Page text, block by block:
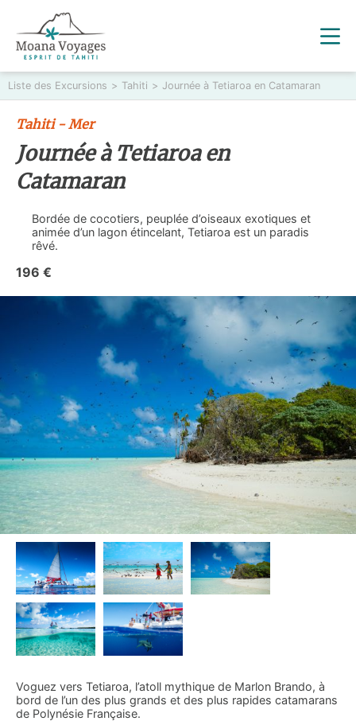
Liste des Excursions > Tahiti > Journée à Tetiaroa en Catamaran
Tahiti - Mer
Journée à Tetiaroa en
Catamaran
Bordée de cocotiers, peuplée d’oiseaux exotiques et
animée d’un lagon étincelant, Tetiaroa est un paradis
rêvé.
196 €
Voguez vers Tetiaroa, l’atoll mythique de Marlon Brando, à
bord de l’un des plus grands et des plus rapides catamarans
de Polynésie Française.